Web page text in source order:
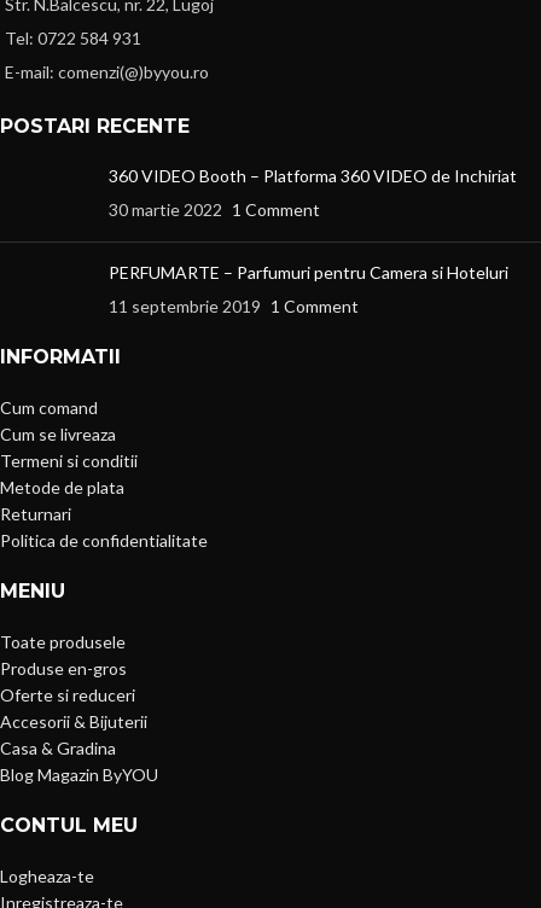
Str. N.Balcescu, nr. 22, Lugoj
Tel: 0722 584 931
E-mail: comenzi(@)byyou.ro
POSTARI RECENTE
360 VIDEO Booth – Platforma 360 VIDEO de Inchiriat
30 martie 2022 1 Comment
PERFUMARTE – Parfumuri pentru Camera si Hoteluri
11 septembrie 2019 1 Comment
INFORMATII
Cum comand
Cum se livreaza
Termeni si conditii
Metode de plata
Returnari
Politica de confidentialitate
MENIU
Toate produsele
Produse en-gros
Oferte si reduceri
Accesorii & Bijuterii
Casa & Gradina
Blog Magazin ByYOU
CONTUL MEU
Logheaza-te
Inregistreaza-te